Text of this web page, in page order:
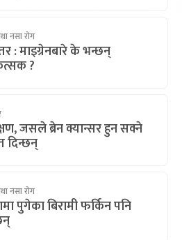
नसा रोग
: माइग्रेनबारे के भन्छन्
?
जसले ब्रेन क्यान्सर हुन सक्ने
नसा रोग
पुगेका बिरामी फर्किन पनि